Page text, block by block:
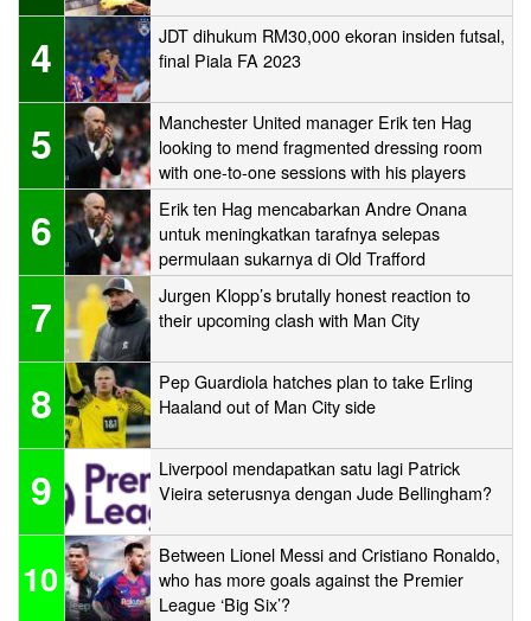
4
JDT dihukum RM30,000 ekoran insiden futsal,
final Piala FA 2023
5
Manchester United manager Erik ten Hag
looking to mend fragmented dressing room
with one-to-one sessions with his players
6
Erik ten Hag mencabarkan Andre Onana
untuk meningkatkan tarafnya selepas
permulaan sukarnya di Old Trafford
7
Jurgen Klopp’s brutally honest reaction to
their upcoming clash with Man City
8
Pep Guardiola hatches plan to take Erling
Haaland out of Man City side
9
Liverpool mendapatkan satu lagi Patrick
Vieira seterusnya dengan Jude Bellingham?
10
Between Lionel Messi and Cristiano Ronaldo,
who has more goals against the Premier
League ‘Big Six’?